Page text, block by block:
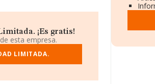
en INFORMA, ha
a los niveles de
ha caído 574 puestos a
del año anterior. En el
por ejemplo:Instalaciones
yAd Ingeniería de Aguas
¡Es gratis!
esta empresa.
LIMITADA.